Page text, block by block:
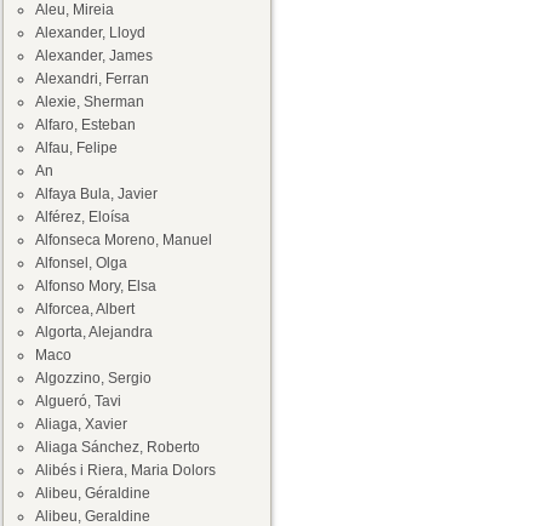
Aleu, Mireia
Alexander, Lloyd
Alexander, James
Alexandri, Ferran
Alexie, Sherman
Alfaro, Esteban
Alfau, Felipe
An
Alfaya Bula, Javier
Alférez, Eloísa
Alfonseca Moreno, Manuel
Alfonsel, Olga
Alfonso Mory, Elsa
Alforcea, Albert
Algorta, Alejandra
Maco
Algozzino, Sergio
Algueró, Tavi
Aliaga, Xavier
Aliaga Sánchez, Roberto
Alibés i Riera, Maria Dolors
Alibeu, Géraldine
Alibeu, Geraldine